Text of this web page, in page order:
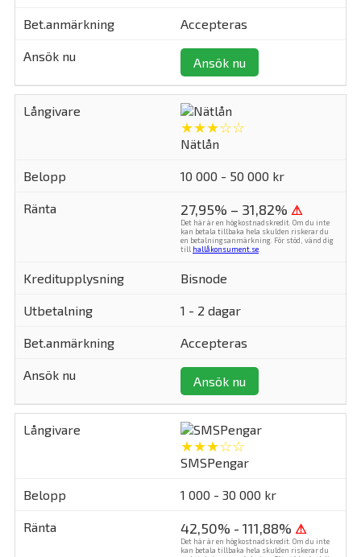
Accepteras
Ansök nu
★★★☆☆
Nätlån
10 000 - 50 000 kr
27,95% – 31,82% ⚠
Det här är en högkostnadskredit. Om du inte
kan betala tillbaka hela skulden riskerar du
en betalningsanmärkning. För stöd, vänd dig
till hallåkonsument.se
Bisnode
1 - 2 dagar
Accepteras
Ansök nu
★★★☆☆
SMSPengar
1 000 - 30 000 kr
42,50% - 111,88% ⚠
Det här är en högkostnadskredit. Om du inte
kan betala tillbaka hela skulden riskerar du